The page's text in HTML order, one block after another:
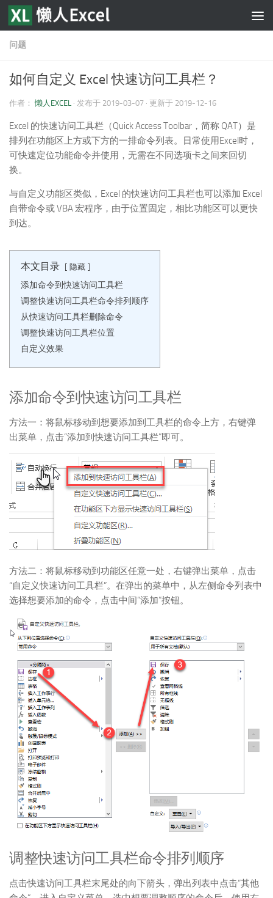
跳至内容
问题
如何自定义 Excel 快速访问工具栏？
作者： 懒人EXCEL · 发布于 2019-03-07 · 更新于 2019-12-16
Excel 的快速访问工具栏（Quick Access Toolbar，简称 QAT）是
排列在功能区上方或下方的一排命令列表。日常使用Excel时，
可快速定位功能命令并使用，无需在不同选项卡之间来回切
换。
与自定义功能区类似，Excel 的快速访问工具栏也可以添加 Excel
自带命令或 VBA 宏程序，由于位置固定，相比功能区可以更快
到达。
本文目录 隐藏
添加命令到快速访问工具栏
调整快速访问工具栏命令排列顺序
从快速访问工具栏删除命令
调整快速访问工具栏位置
自定义效果
添加命令到快速访问工具栏
方法一：将鼠标移动到想要添加到工具栏的命令上方，右键弹
出菜单，点击“添加到快速访问工具栏”即可。
方法二：将鼠标移动到功能区任意一处，右键弹出菜单，点击
“自定义快速访问工具栏”。在弹出的菜单中，从左侧命令列表中
选择想要添加的命令，点击中间“添加”按钮。
调整快速访问工具栏命令排列顺序
点击快速访问工具栏末尾处的向下箭头，弹出列表中点击“其他